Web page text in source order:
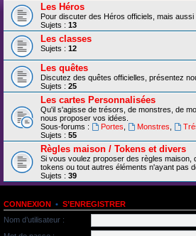
Les Héros
Pour discuter des Héros officiels, mais aussi
Sujets : 13
Les classes
Sujets : 12
Les quêtes
Discutez des quêtes officielles, présentez
Sujets : 25
Les cartes Personnalisées
Qu'il s'agisse de trésors, de monstres, de
nous proposer vos idées.
Sous-forums :
Portes Monstres
Sujets : 55
Règles maison / Tokens et divers
Si vous voulez proposer des règles maison,
tokens ou tout autres éléments n'ayant pas
Sujets : 39
CONNEXION • S’ENREGISTRER
Nom d’utilisateur :